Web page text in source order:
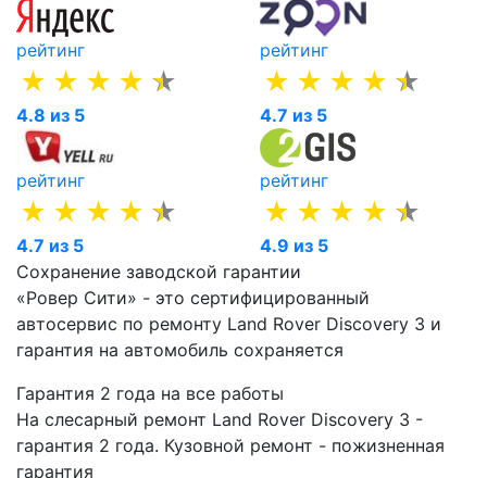
рейтинг
4.8 из 5
рейтинг
4.7 из 5
рейтинг
4.7 из 5
рейтинг
4.9 из 5
Сохранение заводской гарантии
«Ровер Сити» - это сертифицированный
автосервис по ремонту Land Rover Discovery 3 и
гарантия на автомобиль сохраняется
Гарантия 2 года на все работы
На слесарный ремонт Land Rover Discovery 3 -
гарантия 2 года. Кузовной ремонт - пожизненная
гарантия